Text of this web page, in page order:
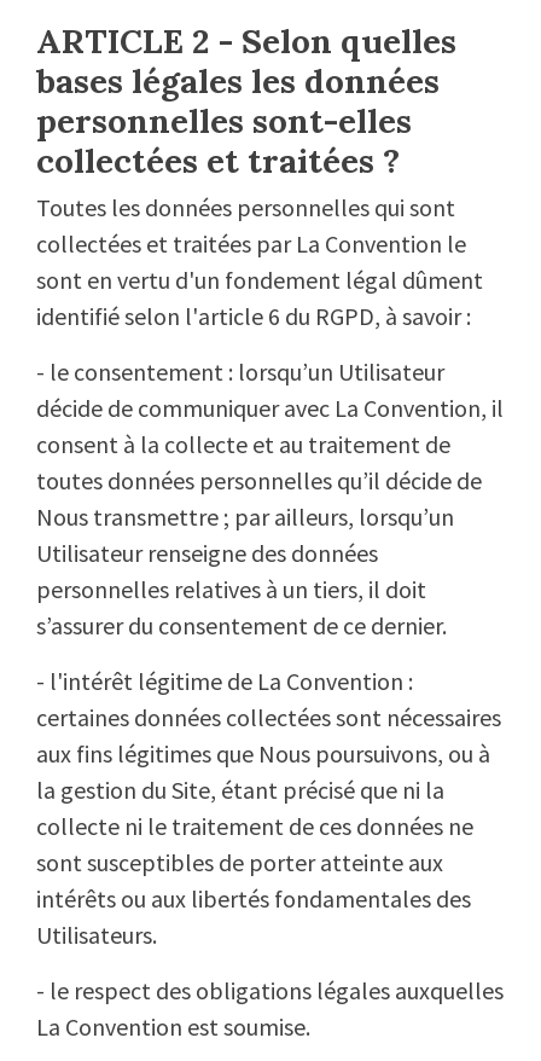
ARTICLE 2 - Selon quelles
bases légales les données
personnelles sont-elles
collectées et traitées ?
Toutes les données personnelles qui sont
collectées et traitées par La Convention le
sont en vertu d'un fondement légal dûment
identifié selon l'article 6 du RGPD, à savoir :
- le consentement : lorsqu’un Utilisateur
décide de communiquer avec La Convention, il
consent à la collecte et au traitement de
toutes données personnelles qu’il décide de
Nous transmettre ; par ailleurs, lorsqu’un
Utilisateur renseigne des données
personnelles relatives à un tiers, il doit
s’assurer du consentement de ce dernier.
- l'intérêt légitime de La Convention :
certaines données collectées sont nécessaires
aux fins légitimes que Nous poursuivons, ou à
la gestion du Site, étant précisé que ni la
collecte ni le traitement de ces données ne
sont susceptibles de porter atteinte aux
intérêts ou aux libertés fondamentales des
Utilisateurs.
- le respect des obligations légales auxquelles
La Convention est soumise.